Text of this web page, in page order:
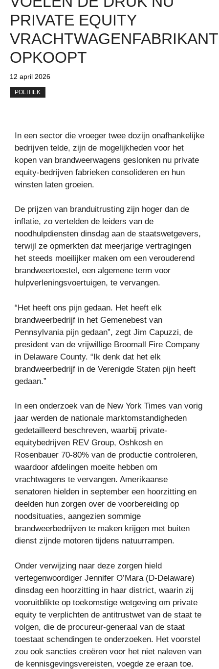
PRIVATE EQUITY
OPKOOPT
12 april 2026
POLITIEK
In een sector die vroeger twee dozijn onafhankelijke
bedrijven telde, zijn de mogelijkheden voor het
kopen van brandweerwagens geslonken nu private
equity-bedrijven fabrieken consolideren en hun
winsten laten groeien.
De prijzen van branduitrusting zijn hoger dan de
inflatie, zo vertelden de leiders van de
noodhulpdiensten dinsdag aan de staatswetgevers,
terwijl ze opmerkten dat meerjarige vertragingen
het steeds moeilijker maken om een ​​verouderend
brandweertoestel, een algemene term voor
hulpverleningsvoertuigen, te vervangen.
“Het heeft ons pijn gedaan. Het heeft elk
brandweerbedrijf in het Gemenebest van
Pennsylvania pijn gedaan”, zegt Jim Capuzzi, de
president van de vrijwillige Broomall Fire Company
in Delaware County. “Ik denk dat het elk
brandweerbedrijf in de Verenigde Staten pijn heeft
gedaan.”
In een onderzoek van de New York Times van vorig
jaar werden de nationale marktomstandigheden
gedetailleerd beschreven, waarbij private-
equitybedrijven REV Group, Oshkosh en
Rosenbauer 70-80% van de productie controleren,
waardoor afdelingen moeite hebben om
vrachtwagens te vervangen. Amerikaanse
senatoren hielden in september een hoorzitting en
deelden hun zorgen over de voorbereiding op
noodsituaties, aangezien sommige
brandweerbedrijven te maken krijgen met buiten
dienst zijnde motoren tijdens natuurrampen.
Onder verwijzing naar deze zorgen hield
vertegenwoordiger Jennifer O’Mara (D-Delaware)
dinsdag een hoorzitting in haar district, waarin zij
vooruitblikte op toekomstige wetgeving om private
equity te verplichten de antitrustwet van de staat te
volgen, die de procureur-generaal van de staat
toestaat schendingen te onderzoeken. Het voorstel
zou ook sancties creëren voor het niet naleven van
de kennisgevingsvereisten, voegde ze eraan toe.